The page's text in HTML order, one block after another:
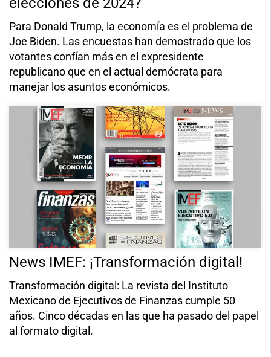
Para Donald Trump, la economía es el problema de
Joe Biden. Las encuestas han demostrado que los
votantes confían más en el expresidente
republicano que en el actual demócrata para
manejar los asuntos económicos.
News IMEF: ¡Transformación digital!
Transformación digital: La revista del Instituto
Mexicano de Ejecutivos de Finanzas cumple 50
años. Cinco décadas en las que ha pasado del papel
al formato digital.